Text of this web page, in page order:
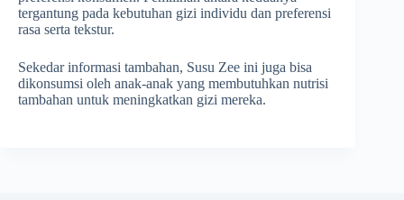
tergantung pada kebutuhan gizi individu dan preferensi
rasa serta tekstur.
Sekedar informasi tambahan, Susu Zee ini juga bisa
dikonsumsi oleh anak-anak yang membutuhkan nutrisi
tambahan untuk meningkatkan gizi mereka.